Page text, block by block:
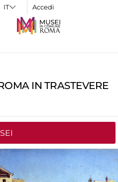
Accedi
IN TRASTEVERE